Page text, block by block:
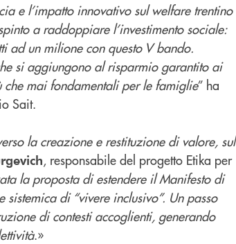
e l’impatto innovativo sul welfare trentino
a raddoppiare l’investimento sociale:
ad un milione con questo V bando.
si aggiungono al risparmio garantito ai
mai fondamentali per le famiglie” ha
Sait.
la creazione e restituzione di valore, sul
, responsabile del progetto Etika per
la proposta di estendere il Manifesto di
di “vivere inclusivo”. Un passo
di contesti accoglienti, generando
.»